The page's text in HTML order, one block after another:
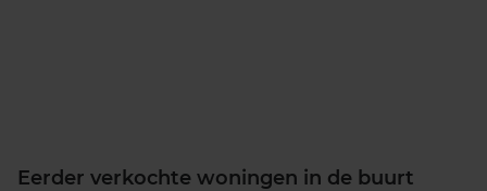
Eerder verkochte woningen in de buurt